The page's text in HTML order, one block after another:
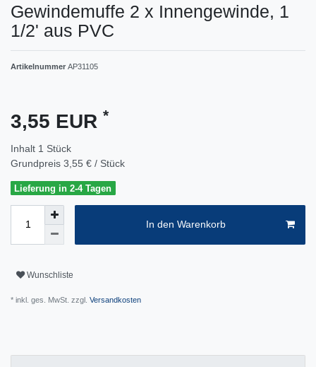
Gewindemuffe 2 x Innengewinde, 1
1/2' aus PVC
Artikelnummer AP31105
3,55 EUR *
Inhalt 1 Stück
Grundpreis 3,55 € / Stück
Lieferung in 2-4 Tagen
In den Warenkorb
Wunschliste
* inkl. ges. MwSt. zzgl. Versandkosten